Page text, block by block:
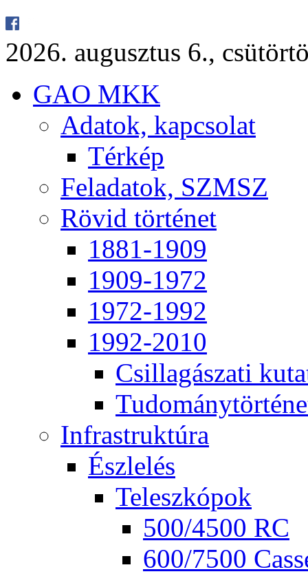
2026. au­gusz­tus 6.,
GAO MKK
Ada­tok, kap­cso­lat
Tér­kép
Fel­ada­tok, SZMSZ
Rö­vid tör­té­net
1881-1909
1909-1972
1972-1992
1992-2010
Csil­la­gá­sza­ti
Inf­ra­struk­tú­ra
Ész­le­lés
Te­lesz­kó­pok
500/4500 RC
600/7500